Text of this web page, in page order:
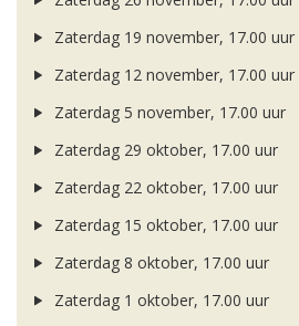
Zaterdag 19 november, 17.00 uur
Zaterdag 12 november, 17.00 uur
Zaterdag 5 november, 17.00 uur
Zaterdag 29 oktober, 17.00 uur
Zaterdag 22 oktober, 17.00 uur
Zaterdag 15 oktober, 17.00 uur
Zaterdag 8 oktober, 17.00 uur
Zaterdag 1 oktober, 17.00 uur